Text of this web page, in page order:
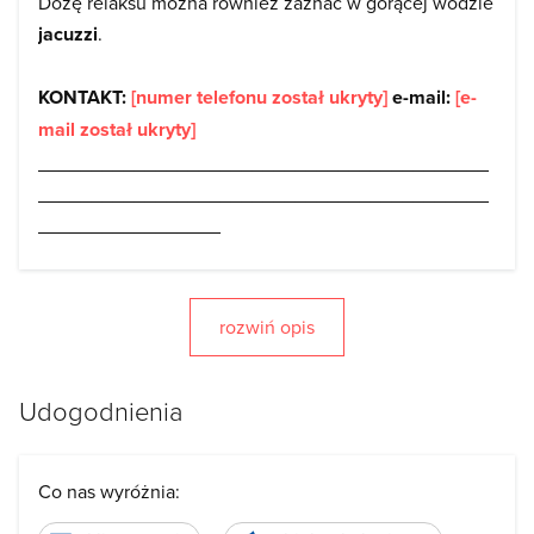
jacuzzi.
KONTAKT:[numer telefonu został ukryty]e-mail:[e-
mail został ukryty]
DEKORACJĘ POKOJU.
chwile godne zapamiętania warto
rozwiń opis
Udogodnienia
Co nas wyróżnia: